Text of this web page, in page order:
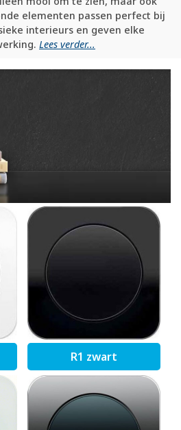
elementen passen perfect bij
interieurs en geven elke
Lees verder...
R1 zwart